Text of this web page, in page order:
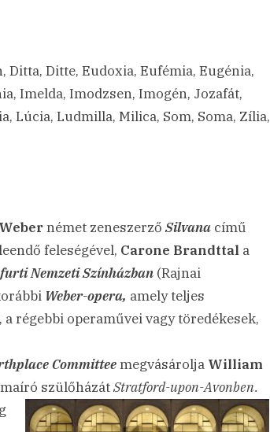
Ditta, Ditte, Eudoxia, Eufémia, Eugénia,
Imelda, Imodzsen, Imogén, Jozafát,
Lúcia, Ludmilla, Milica, Som, Soma, Zília,
német zeneszerzőSilvana című
feleségével, Carone Brandttal a
Nemzeti Színházban (Rajnai
Weber-opera, amely teljes
régebbi operaművei vagy töredékesek,
Committeemegvásárolja William
szülőházátStratford-upon-Avonben.